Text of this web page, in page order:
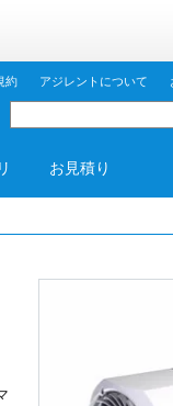
約 アジレントについて
お見積り